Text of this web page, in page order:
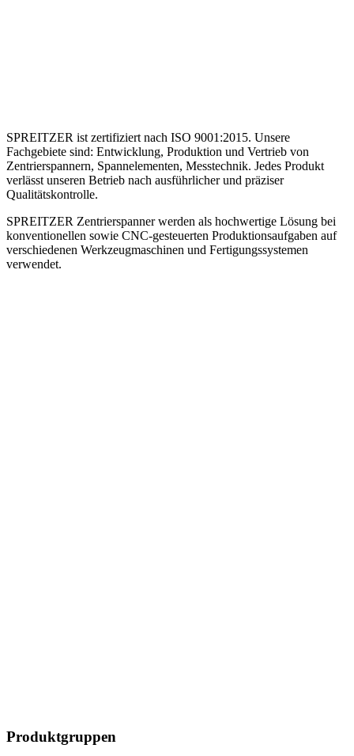
SPREITZER ist zertifiziert nach ISO 9001:2015. Unsere
Fachgebiete sind: Entwicklung, Produktion und Vertrieb von
Zentrierspannern, Spannelementen, Messtechnik. Jedes Produkt
verlässt unseren Betrieb nach ausführlicher und präziser
Qualitätskontrolle.
SPREITZER Zentrierspanner werden als hochwertige Lösung bei
konventionellen sowie CNC-gesteuerten Produktionsaufgaben auf
verschiedenen Werkzeugmaschinen und Fertigungssystemen
verwendet.
Produktgruppen